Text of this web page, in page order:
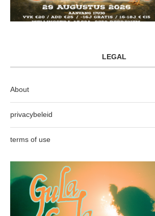
LEGAL
About
privacybeleid
terms of use